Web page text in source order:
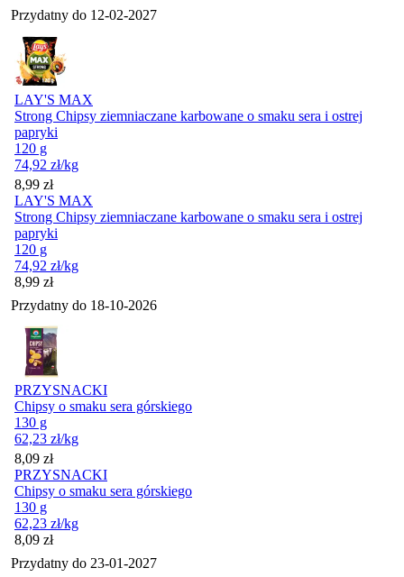
Przydatny do 12-02-2027
LAY'S MAX
Strong Chipsy ziemniaczane karbowane o smaku sera i ostrej
papryki
120 g
74,92 zł/kg
Cena
8,99 zł
LAY'S MAX
Strong Chipsy ziemniaczane karbowane o smaku sera i ostrej
papryki
120 g
74,92 zł/kg
Cena
8,99 zł
Przydatny do 18-10-2026
PRZYSNACKI
Chipsy o smaku sera górskiego
130 g
62,23 zł/kg
Cena
8,09 zł
PRZYSNACKI
Chipsy o smaku sera górskiego
130 g
62,23 zł/kg
Cena
8,09 zł
Przydatny do 23-01-2027